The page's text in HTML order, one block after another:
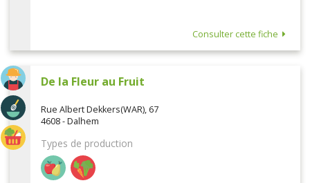
Consulter cette fiche
De la Fleur au Fruit
Rue Albert Dekkers(WAR), 67
4608 - Dalhem
Types de production